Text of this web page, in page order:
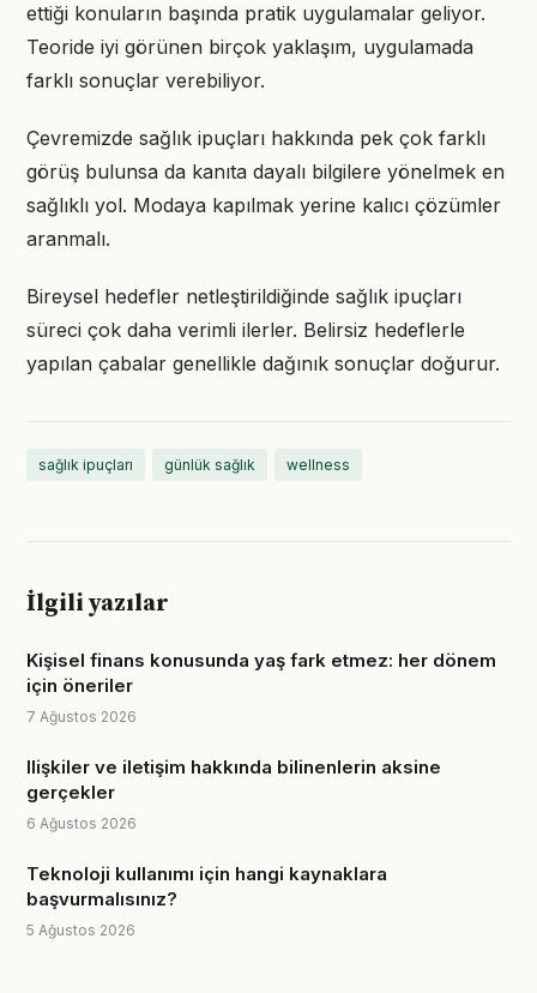
ettiği konuların başında pratik uygulamalar geliyor.
Teoride iyi görünen birçok yaklaşım, uygulamada
farklı sonuçlar verebiliyor.
Çevremizde sağlık ipuçları hakkında pek çok farklı
görüş bulunsa da kanıta dayalı bilgilere yönelmek en
sağlıklı yol. Modaya kapılmak yerine kalıcı çözümler
aranmalı.
Bireysel hedefler netleştirildiğinde sağlık ipuçları
süreci çok daha verimli ilerler. Belirsiz hedeflerle
yapılan çabalar genellikle dağınık sonuçlar doğurur.
sağlık ipuçları günlük sağlık wellness
İlgili yazılar
Kişisel finans konusunda yaş fark etmez: her dönem
için öneriler
7 Ağustos 2026
Ilişkiler ve iletişim hakkında bilinenlerin aksine
gerçekler
6 Ağustos 2026
Teknoloji kullanımı için hangi kaynaklara
başvurmalısınız?
5 Ağustos 2026